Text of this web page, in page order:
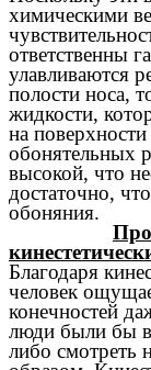
химическими
ответственны
улавливаются
полости носа,
жидкости,
на
обонятельных
высокой, что
достаточно,
Благодаря
человек
конечностей
люди были бы
либо смотреть